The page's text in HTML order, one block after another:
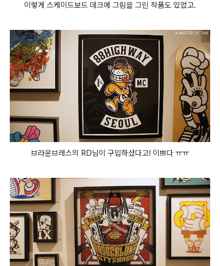
이렇게 스케이드보드 데크에 그림을 그린 작품도 있었고.
브라운브레스의 RD님이 구입하셨다고! 이쁘다 ㅠㅠ